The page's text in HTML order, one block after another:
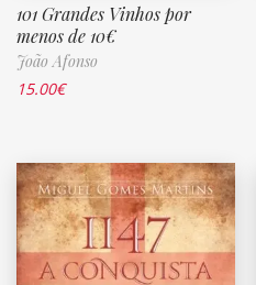
101 Grandes Vinhos por
menos de 10€
João Afonso
15.00€